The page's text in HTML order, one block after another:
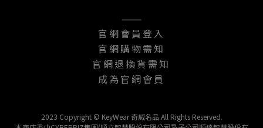
———
官網會員登入
官網購物需知
官網退換貨需知
成為官網會員
2023 Copyright © KeyWear 奇威名品 All Rights Reserved.